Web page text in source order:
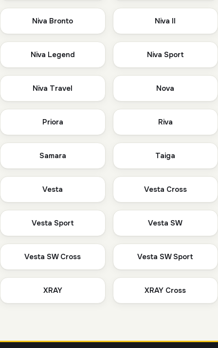
Niva Bronto Niva II
Niva Legend Niva Sport
Niva Travel Nova
Priora Riva
Samara Taiga
Vesta Vesta Cross
Vesta Sport Vesta SW
Vesta SW Cross Vesta SW Sport
XRAY XRAY Cross